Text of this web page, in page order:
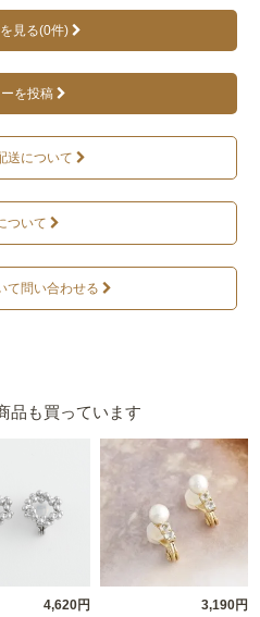
見る(0件)
を投稿
送について
ついて
て問い合わせる
品も買っています
4,620円 3,190円